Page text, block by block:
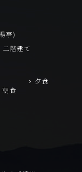
亭)
二階建て
夕食
朝食